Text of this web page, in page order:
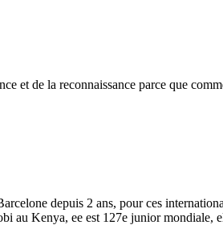
et de la reconnaissance parce que
depuis 2 ans, pour ces
au Kenya, ee est 127e junior mondiale,